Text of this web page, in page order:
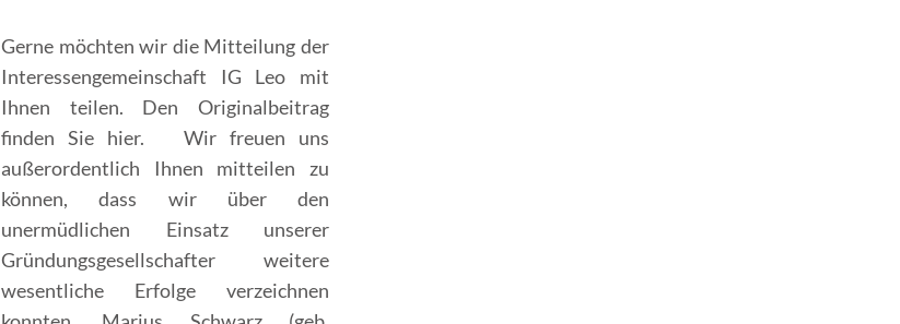
Gerne möchten wir die Mitteilung der
Interessengemeinschaft IG Leo mit
Ihnen teilen. Den Originalbeitrag
finden Sie hier. Wir freuen uns
außerordentlich Ihnen mitteilen zu
können, dass wir über den
unermüdlichen Einsatz unserer
Gründungsgesellschafter weitere
wesentliche Erfolge verzeichnen